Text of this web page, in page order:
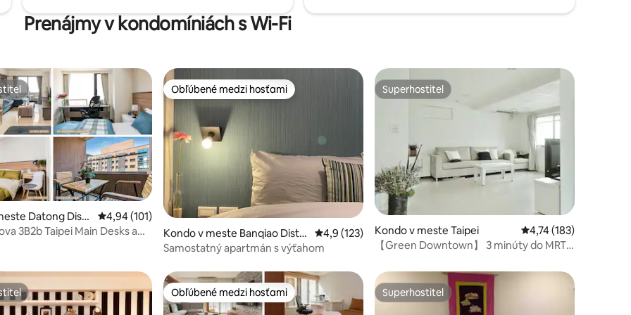
jedinečnú cestu
môžete začať tu:) .
Prenájmy v kondomíniách s Wi-Fi
z 5, počet hodnotení: 107
Datong Distri
Priemerné ohodnotenie 4,94 z 5, počet hodnotení: 101
4,94 (101)
3B2b Taipei Main Desks a
Obľúbené medzi hosťami
Obľúbené medzi hosťami
Kondo v meste Banqiao Distri
ct
Priemerné ohodnotenie 4,9 z 5, počet hodnotení: 123
4,9 (123)
Samostatný apartmán s výťahom
Superhostiteľ
Superhostiteľ
Kondo v meste Taipei Priemerné
4,74 (183)
【Green Downtown】 3 minúty do MRT
Obľúbené medzi hosťami
Obľúbené medzi hosťami Superhostiteľ
Superhostiteľ